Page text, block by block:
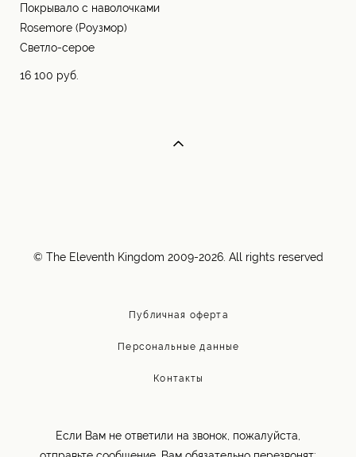
Покрывало с наволочками
Rosemore (Роузмор)
Светло-серое
16 100 pуб.
© The Eleventh Kingdom 2009-2026. All rights reserved
Публичная оферта
Персональные данные
Контакты
Если Вам не ответили на звонок, пожалуйста,